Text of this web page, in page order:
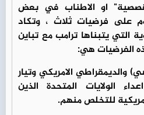
او الاطناب في بعض
على فرضيات ثلاث ، وتكاد
التي يتبناها ترامب مع تباين
الفرضيات هي:
والديمقراطي الامريكي وتيار
الولايات المتحدة الذين
للتخلص منهم.